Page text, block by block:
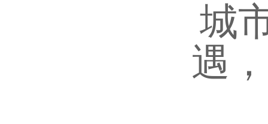
城
遇